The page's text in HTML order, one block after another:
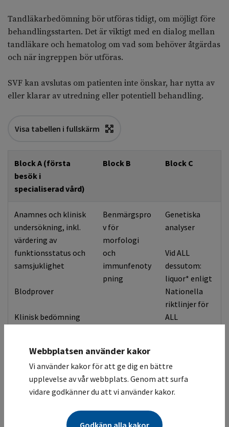
Tandläkarbedömning bör utföras tidigt, om möjligt före
behandlingsstarten. Det är viktigt med en dialog mellan
tandläkare och hematolog om vad som behöver åtgärdas
och när ingreppen bör utföras.
SVF kan avslutas om patienten inte önskar, har nytta av
eller klarar av utredning eller potentiell behandling.
Visa tabellen i fullskärm
Block A (första
besök i
specialiserad vård)
Block B Block C
Anamnes och klinisk
undersökning, inkl.
värdering av
funktionsstatus och
samsjuklighet
Blodprover
Klinisk bedömning
Patienten tilldelas
kontaktsjukskötersk
i samband med
Benmärgspro
v för
morfologi
och
immunfenoty
pning
Genetiska
analyser
Vid ALL
dessutom:
liquor* enligt
Nationella
riktlinjer för
ALL
Webbplatsen använder kakor
Vi använder kakor för att ge dig en bättre
upplevelse av vår webbplats. Genom att surfa
vidare godkänner du att vi använder kakor.
Godkänn alla kakor